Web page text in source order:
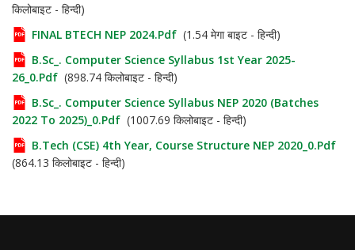
किलोबाइट - हिन्दी)
FINAL BTECH NEP 2024.pdf (1.54 मेगा बाइट - हिन्दी)
B.Sc_. Computer Science Syllabus 1st Year 2025-
26_0.pdf (898.74 किलोबाइट - हिन्दी)
B.Sc_. Computer Science Syllabus NEP 2020 (Batches
2022 To 2025)_0.pdf (1007.69 किलोबाइट - हिन्दी)
B.Tech (CSE) 4th Year, Course Structure NEP 2020_0.pdf
(864.13 किलोबाइट - हिन्दी)